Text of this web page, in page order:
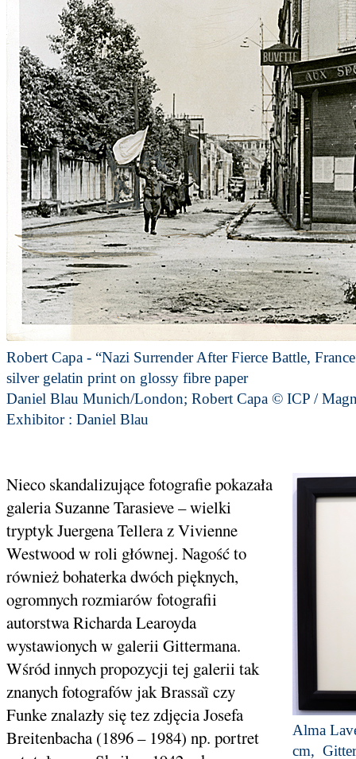
Robert Capa - “Nazi Surrender After Fierce Battle,
silver gelatin print on glossy fibre paper
Daniel Blau Munich/London; Robert Capa © ICP /
Exhibitor : Daniel Blau
Alma
cm,
Nieco skandalizujące fotografie pokazała
galeria Suzanne Tarasieve – wielki
tryptyk Juergena Tellera z Vivienne
Westwood w roli głównej. Nagość to
również bohaterka dwóch pięknych,
ogromnych rozmiarów fotografii
autorstwa Richarda Learoyda
wystawionych w galerii Gittermana.
Wśród innych propozycji tej galerii tak
znanych fotografów jak Brassaȉ czy
Funke znalazły się tez zdjęcia Josefa
Breitenbacha (1896 – 1984) np. portret